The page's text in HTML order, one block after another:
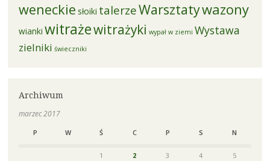
weneckie słoiki talerzeWarsztatywazony
wianki witrażewitrażyki wypał w ziemi Wystawa
zielniki świeczniki
Archiwum
marzec 2017
P W Ś C P S N
1 2 3 4 5